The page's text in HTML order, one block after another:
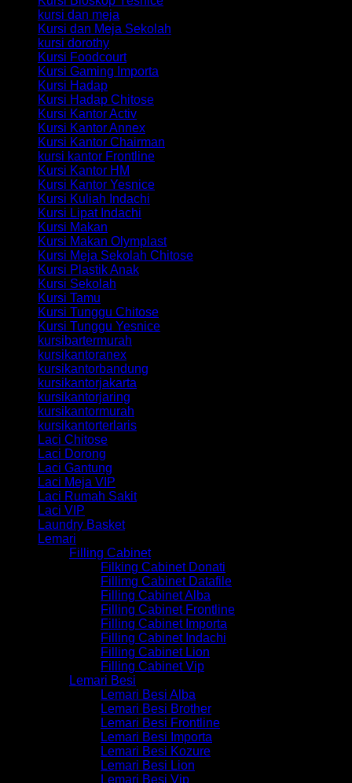
kursi dan meja
Kursi dan Meja Sekolah
kursi dorothy
Kursi Foodcourt
Kursi Gaming Importa
Kursi Hadap
Kursi Hadap Chitose
Kursi Kantor Activ
Kursi Kantor Annex
Kursi Kantor Chairman
kursi kantor Frontline
Kursi Kantor HM
Kursi Kantor Yesnice
Kursi Kuliah Indachi
Kursi Lipat Indachi
Kursi Makan
Kursi Makan Olymplast
Kursi Meja Sekolah Chitose
Kursi Plastik Anak
Kursi Sekolah
Kursi Tamu
Kursi Tunggu Chitose
Kursi Tunggu Yesnice
kursibartermurah
kursikantoranex
kursikantorbandung
kursikantorjakarta
kursikantorjaring
kursikantormurah
kursikantorterlaris
Laci Chitose
Laci Dorong
Laci Gantung
Laci Meja VIP
Laci Rumah Sakit
Laci VIP
Laundry Basket
Lemari
Filling Cabinet
Filking Cabinet Donati
Fillimg Cabinet Datafile
Filling Cabinet Alba
Filling Cabinet Frontline
Filling Cabinet Importa
Filling Cabinet Indachi
Filling Cabinet Lion
Filling Cabinet Vip
Lemari Besi
Lemari Besi Alba
Lemari Besi Brother
Lemari Besi Frontline
Lemari Besi Importa
Lemari Besi Kozure
Lemari Besi Lion
Lemari Besi Vip